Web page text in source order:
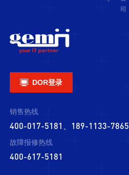
司
 DOR登录
销售热线
400-017-5181、189-1133-7865
故障报修热线
400-617-5181